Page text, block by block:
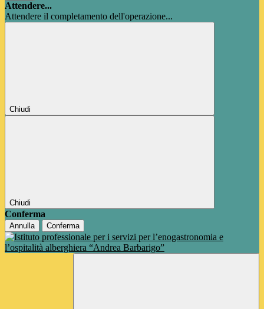
Attendere...
Attendere il completamento dell'operazione...
Chiudi
Chiudi
Conferma
Annulla Conferma